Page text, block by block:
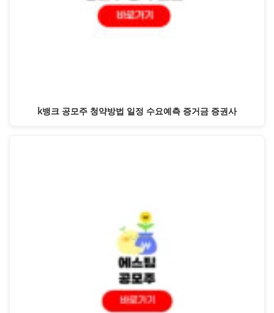
k뱅크 공모주 청약방법 일정 수요예측 증거금 증권사